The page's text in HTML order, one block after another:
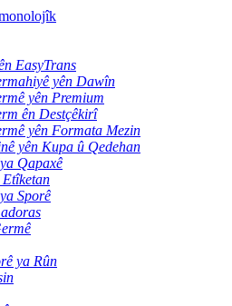
EasyTrans
yên Dawîn
yên Premium
ên Destçêkirî
yên Formata Mezin
yên Kupa û Qedehan
Qapaxê
Etîketan
Sporê
ya Rûn